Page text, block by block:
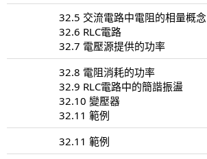
32.5 交流電路中電阻的相量概念
32.6 RLC電路
32.7 電壓源提供的功率
32.8 電阻消耗的功率
32.9 RLC電路中的簡諧振盪
32.10 變壓器
32.11 範例
32.11 範例